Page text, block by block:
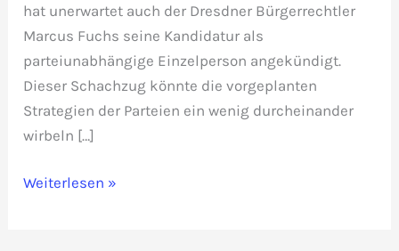
hat unerwartet auch der Dresdner Bürgerrechtler
Marcus Fuchs seine Kandidatur als
parteiunabhängige Einzelperson angekündigt.
Dieser Schachzug könnte die vorgeplanten
Strategien der Parteien ein wenig durcheinander
wirbeln […]
Pressemitteilung:
Weiterlesen »